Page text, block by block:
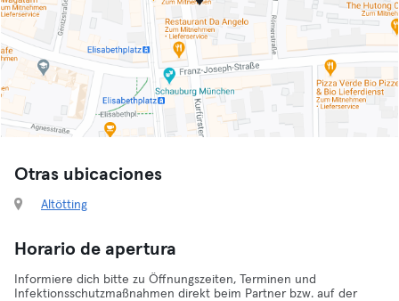
Otras ubicaciones
Altötting
Horario de apertura
Informiere dich bitte zu Öffnungszeiten, Terminen und
Infektionsschutzmaßnahmen direkt beim Partner bzw. auf der